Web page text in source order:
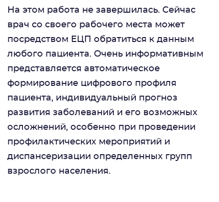
На этом работа не завершилась. Сейчас
врач со своего рабочего места может
посредством ЕЦП обратиться к данным
любого пациента. Очень информативным
представляется автоматическое
формирование цифрового профиля
пациента, индивидуальный прогноз
развития заболеваний и его возможных
осложнений, особенно при проведении
профилактических мероприятий и
диспансеризации определенных групп
взрослого населения.